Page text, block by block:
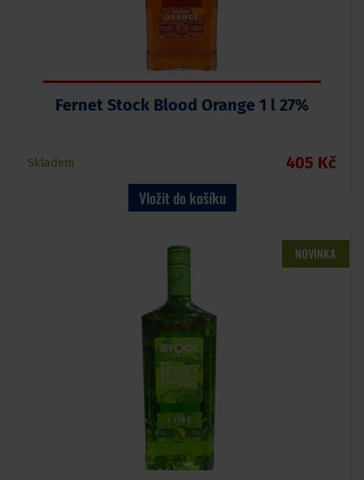
Fernet Stock Blood Orange 1 l 27%
Skladem 405 Kč
Vložit do košíku
NOVINKA